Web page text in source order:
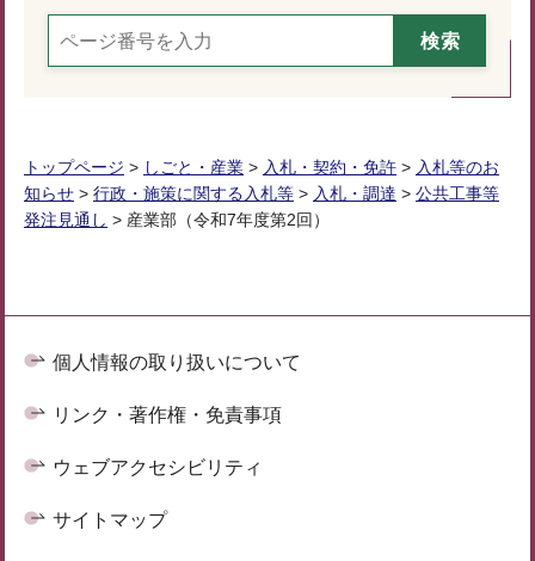
トップページ > しごと・産業 > 入札・契約・免許 > 入札等のお
知らせ > 行政・施策に関する入札等 > 入札・調達 > 公共工事等
発注見通し > 産業部（令和7年度第2回）
個人情報の取り扱いについて
リンク・著作権・免責事項
ウェブアクセシビリティ
サイトマップ